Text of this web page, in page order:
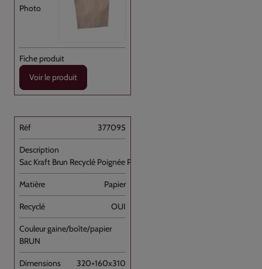
Voir le produit
377095
Sac Kraft Brun Recyclé Poignée Plate [...]
Papier
OUI
BRUN
320+160x310